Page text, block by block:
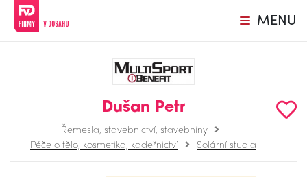
MENU
Dušan Petr
Řemesla, stavebnictví, stavebniny
Péče o tělo, kosmetika, kadeřnictví
Solární studia